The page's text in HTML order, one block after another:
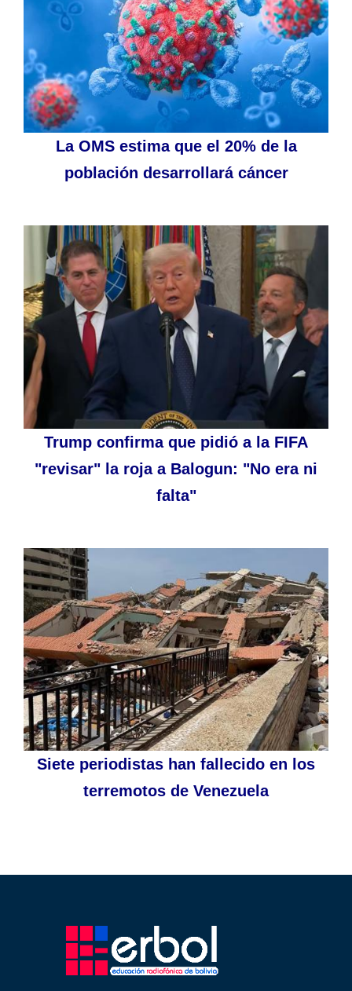
La OMS estima que el 20% de la
población desarrollará cáncer
Trump confirma que pidió a la FIFA
"revisar" la roja a Balogun: "No era ni
falta"
Siete periodistas han fallecido en los
terremotos de Venezuela